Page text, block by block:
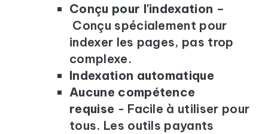
Conçu pour l'indexation –
Conçu spécialement pour
indexer les pages, pas trop
complexe.
Indexation automatique
Aucune compétence
requise - Facile à utiliser pour
tous. Les outils payants